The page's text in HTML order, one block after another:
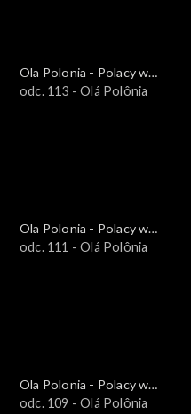
Ola Polonia - Polacy w
Brazylii i Ameryce
odc. 113 - Olá Polônia
Ola Polonia - Polacy w
Brazylii i Ameryce
odc. 111 - Olá Polônia
Ola Polonia - Polacy w
Brazylii i Ameryce
odc. 109 - Olá Polônia